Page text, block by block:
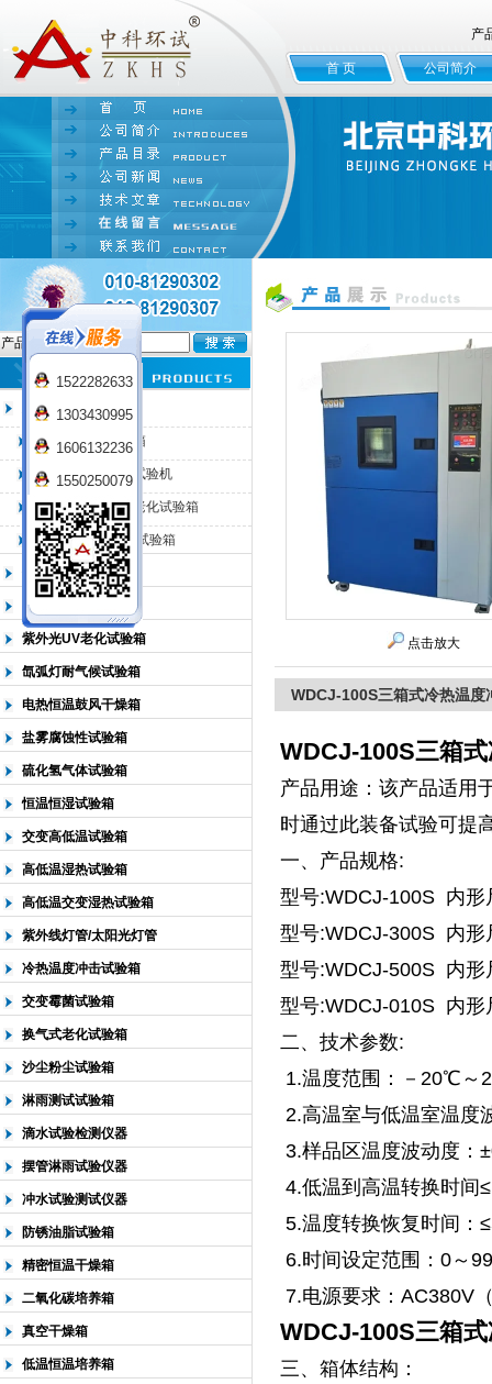
北京中科环试仪器有限公司
产
首 页 公司简介
产品名:
臭氧老化试验箱
QL-100臭氧老化箱
QL-225臭氧老化试验机
QL-500动态臭氧老化试验箱
QL-0*型臭氧老化试验箱
低温恒温试验箱
高低温检测试验箱
紫外光UV老化试验箱
氙弧灯耐气候试验箱
电热恒温鼓风干燥箱
盐雾腐蚀性试验箱
硫化氢气体试验箱
恒温恒湿试验箱
交变高低温试验箱
高低温湿热试验箱
高低温交变湿热试验箱
紫外线灯管/太阳光灯管
冷热温度冲击试验箱
交变霉菌试验箱
换气式老化试验箱
沙尘粉尘试验箱
淋雨测试试验箱
滴水试验检测仪器
摆管淋雨试验仪器
冲水试验测试仪器
防锈油脂试验箱
精密恒温干燥箱
二氧化碳培养箱
真空干燥箱
低温恒温培养箱
点击放大
WDCJ-100S三箱式冷热温度
WDCJ-100S三箱
产品用途：该产品适用
时通过此装备试验可提
一、产品规格:
型号:WDCJ-100S 内
型号:WDCJ-300S 内
型号:WDCJ-500S 内
型号:WDCJ-010S 内
二、技术参数:
1.温度范围：－20℃
2.高温室与低温室温
3.样品区温度波动度：
4.低温到高温转换时间
5.温度转换恢复时间：
6.时间设定范围：0～
7.电源要求：AC380V
WDCJ-100S三箱
三、箱体结构：
1522282633
1303430995
1606132236
1550250079